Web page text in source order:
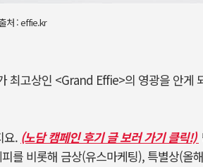
처 : effie.kr
최고상인 <Grand Effie>의 영광을 안게
요. (노담 캠페인 후기 글 보러 가기 클릭!)
를 비롯해 금상(유스마케팅), 특별상(올